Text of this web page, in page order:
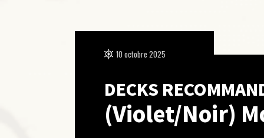
DECKS
(Violet/Noir)
10 octobre 2025